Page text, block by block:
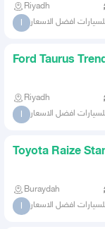
Riyadh
ا افضل الاسعار
Ford Taurus
Riyadh
ا افضل الاسعار
Toyota Raize
Buraydah
ا افضل الاسعار